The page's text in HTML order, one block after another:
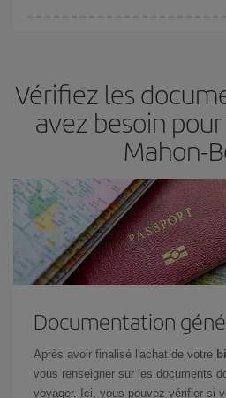
Vérifiez les
avez besoin
Mahon-
Documentation
Après avoir finalisé l'achat de votre
vous renseigner sur les documents
voyager. Ici, vous pouvez vérifier si